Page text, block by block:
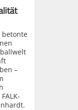
betonte
–